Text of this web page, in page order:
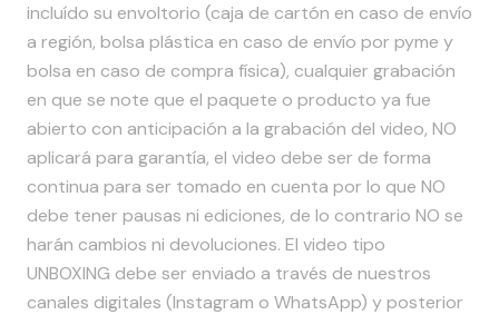
incluído su envoltorio (caja de cartón en caso de envío
a región, bolsa plástica en caso de envío por pyme y
bolsa en caso de compra física), cualquier grabación
en que se note que el paquete o producto ya fue
abierto con anticipación a la grabación del video, NO
aplicará para garantía, el video debe ser de forma
continua para ser tomado en cuenta por lo que NO
debe tener pausas ni ediciones, de lo contrario NO se
harán cambios ni devoluciones. El video tipo
UNBOXING debe ser enviado a través de nuestros
canales digitales (Instagram o WhatsApp) y posterior